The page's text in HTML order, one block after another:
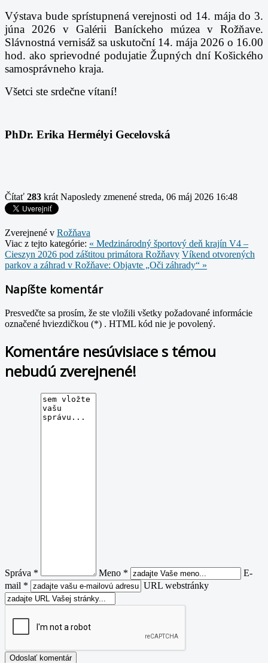
Výstava bude sprístupnená verejnosti od 14. mája do 3.
júna 2026 v Galérii Baníckeho múzea v Rožňave.
Slávnostná vernisáž sa uskutoční 14. mája 2026 o 16.00
hod. ako sprievodné podujatie Župných dní Košického
samosprávneho kraja.
Všetci ste srdečne vítaní!
PhDr. Erika Hermélyi Gecelovská
Čítať 283 krát Naposledy zmenené streda, 06 máj 2026 16:48
Zverejnené v Rožňava
Viac z tejto kategórie: « Medzinárodný športový deň krajín V4 –
Cieszyn 2026 pod záštitou primátora Rožňavy Víkend otvorených
parkov a záhrad v Rožňave: Objavte „Oči záhrady“ »
Napíšte komentár
Presvedčte sa prosím, že ste vložili všetky požadované informácie
označené hviezdičkou (*) . HTML kód nie je povolený.
Komentáre nesúvisiace s témou
nebudú zverejnené!
Správa * Meno *
E-
mail *
URL webstránky